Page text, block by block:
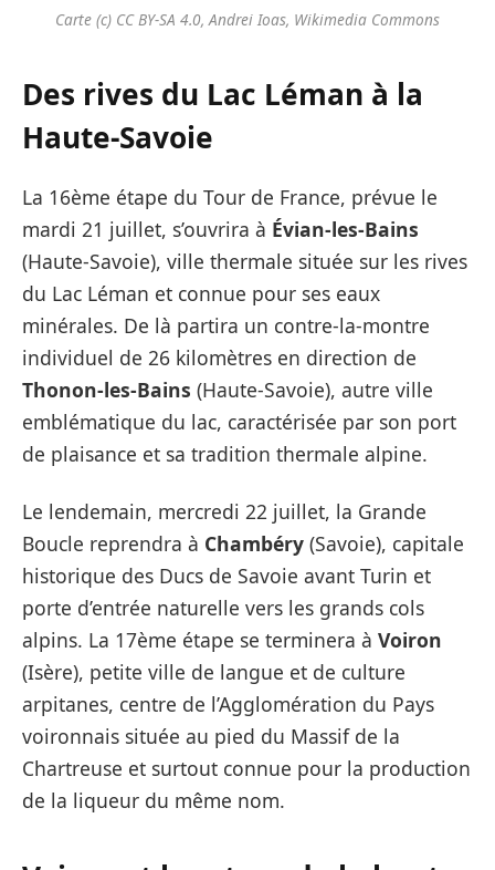
Carte (c) CC BY-SA 4.0, Andrei Ioas, Wikimedia Commons
Des rives du Lac Léman à la
Haute-Savoie
La 16ème étape du Tour de France, prévue le
mardi 21 juillet, s’ouvrira à Évian-les-Bains
(Haute-Savoie), ville thermale située sur les rives
du Lac Léman et connue pour ses eaux
minérales. De là partira un contre-la-montre
individuel de 26 kilomètres en direction de
Thonon-les-Bains (Haute-Savoie), autre ville
emblématique du lac, caractérisée par son port
de plaisance et sa tradition thermale alpine.
Le lendemain, mercredi 22 juillet, la Grande
Boucle reprendra à Chambéry (Savoie), capitale
historique des Ducs de Savoie avant Turin et
porte d’entrée naturelle vers les grands cols
alpins. La 17ème étape se terminera à Voiron
(Isère), petite ville de langue et de culture
arpitanes, centre de l’Agglomération du Pays
voironnais située au pied du Massif de la
Chartreuse et surtout connue pour la production
de la liqueur du même nom.